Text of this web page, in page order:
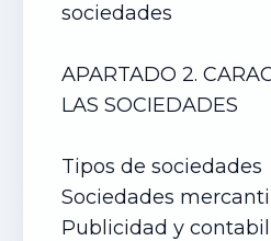
sociedades
APARTADO 2.
LAS SOCIEDADES
Tipos de sociedades
Sociedades
Publicidad y